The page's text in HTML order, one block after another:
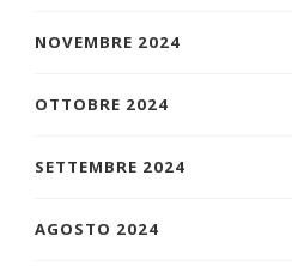
NOVEMBRE 2024
OTTOBRE 2024
SETTEMBRE 2024
AGOSTO 2024